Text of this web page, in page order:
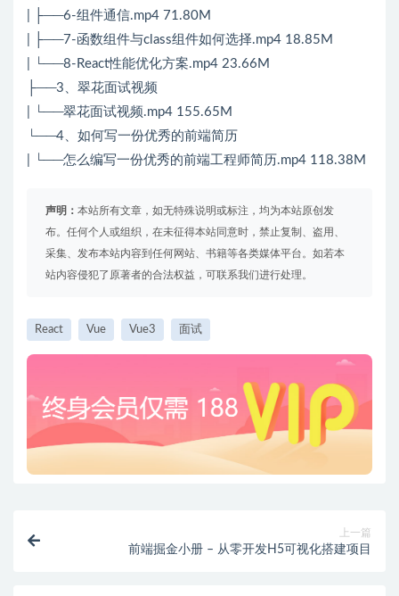
| ├──6-组件通信.mp4 71.80M
| ├──7-函数组件与class组件如何选择.mp4 18.85M
| └──8-React性能优化方案.mp4 23.66M
├──3、翠花面试视频
| └──翠花面试视频.mp4 155.65M
└──4、如何写一份优秀的前端简历
| └──怎么编写一份优秀的前端工程师简历.mp4 118.38M
声明： 本站所有文章，如无特殊说明或标注，均为本站原创发
布。任何个人或组织，在未征得本站同意时，禁止复制、盗用、
采集、发布本站内容到任何网站、书籍等各类媒体平台。如若本
站内容侵犯了原著者的合法权益，可联系我们进行处理。
React Vue Vue3 面试
上一篇
前端掘金小册 – 从零开发H5可视化搭建项目